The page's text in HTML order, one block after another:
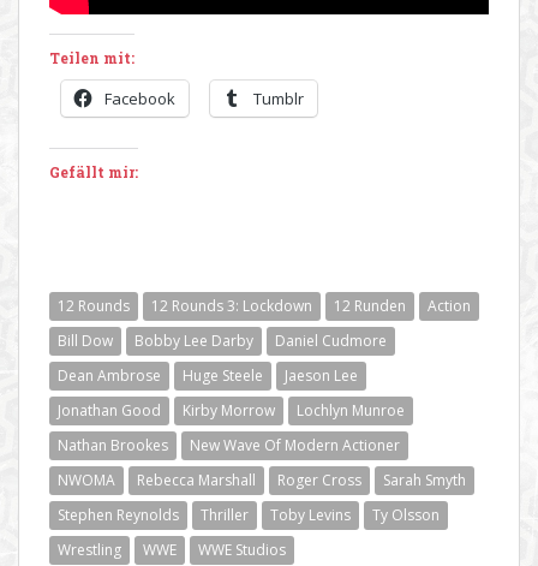
Teilen mit:
Facebook Tumblr
Gefällt mir:
12 Rounds 12 Rounds 3: Lockdown 12 Runden
Action
Bill Dow
Bobby Lee Darby
Daniel Cudmore
Dean Ambrose
Huge Steele
Jaeson Lee
Jonathan Good
Kirby Morrow
Lochlyn Munroe
Nathan Brookes
New Wave Of Modern Actioner
NWOMA
Rebecca Marshall Roger Cross
Sarah Smyth
Stephen Reynolds
Thriller Toby Levins
Ty Olsson
Wrestling
WWE WWE Studios